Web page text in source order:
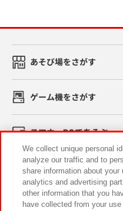
あそび場をさがす
ゲーム機をさがす
スマホ・PCであそぶ
イベント・キャンペーン
We collect unique personal
analyze our traffic and to
share information about
analytics and advertising
other information that you
have collected from your